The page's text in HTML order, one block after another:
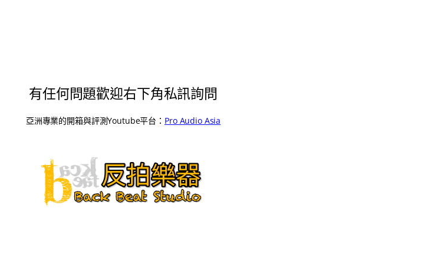
有任何問題歡迎右下角私訊詢問
亞洲專業的開箱與評測Youtube平台： Pro Audio Asia